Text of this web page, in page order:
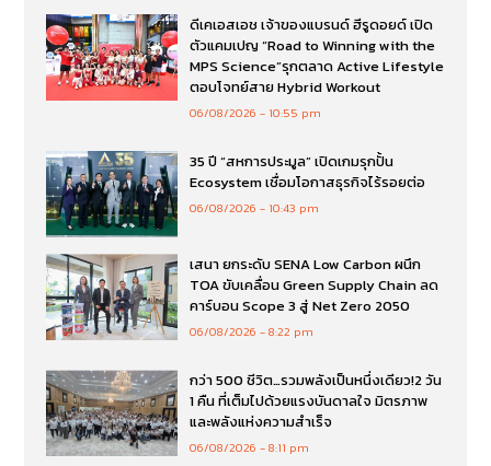
ดีเคเอสเอช เจ้าของแบรนด์ ฮีรูดอยด์ เปิด
ตัวแคมเปญ “Road to Winning with the
MPS Science”รุกตลาด Active Lifestyle
ตอบโจทย์สาย Hybrid Workout
06/08/2026 10:55 pm
35 ปี “สหการประมูล” เปิดเกมรุกปั้น
Ecosystem เชื่อมโอกาสธุรกิจไร้รอยต่อ
06/08/2026 10:43 pm
เสนา ยกระดับ SENA Low Carbon ผนึก
TOA ขับเคลื่อน Green Supply Chain ลด
คาร์บอน Scope 3 สู่ Net Zero 2050
06/08/2026 8:22 pm
กว่า 500 ชีวิต…รวมพลังเป็นหนึ่งเดียว!2 วัน
1 คืน ที่เต็มไปด้วยแรงบันดาลใจ มิตรภาพ
และพลังแห่งความสำเร็จ
06/08/2026 8:11 pm